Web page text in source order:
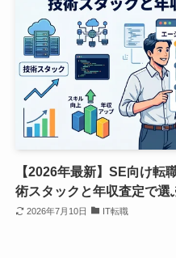
【2026年最新】SE向け転
術スタックと年収査定で選
2026年7月10日 IT転職